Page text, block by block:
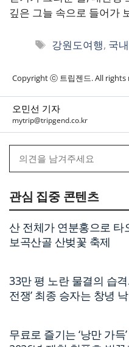
깊은 그늘 속으로 들어가
태
강원도여행, 국
Copyright ⓒ 트립젠드. All rights
오민선 기자
mytrip@tripgend.co.kr
관심 집중 콘텐츠
산 전체가 연분홍으로 타
보곡산골 산벚꽃 축제
33만 평 노란 물결의 습
전쟁’ 최종 승자는 창녕
무료로 즐기는 ‘낭만 가